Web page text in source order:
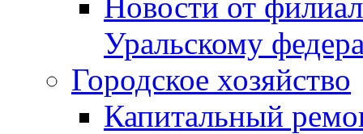
Уральскому
Городское хозяйство
Капитальный